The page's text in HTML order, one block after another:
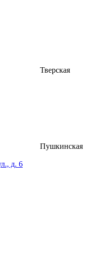
Тверская
Пушкинская
д. 6